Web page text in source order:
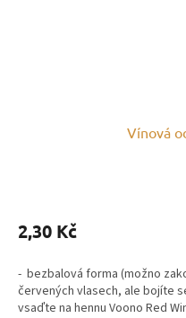
Vínová
2,30 Kč
- bezbalová forma (možno
červených vlasech, ale bojíte
vsaďte na hennu Voono Red